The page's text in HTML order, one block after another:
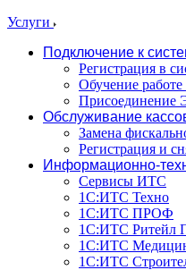
Услуги
Подключение к
Регистрация в
Обучение
Обслуживание
Замена
Регистрация и
Информационно-
Сервисы ИТС
1С:ИТС Техно
1С:ИТС ПРОФ
1С:ИТС Ритейл
1С:ИТС
1С:ИТС